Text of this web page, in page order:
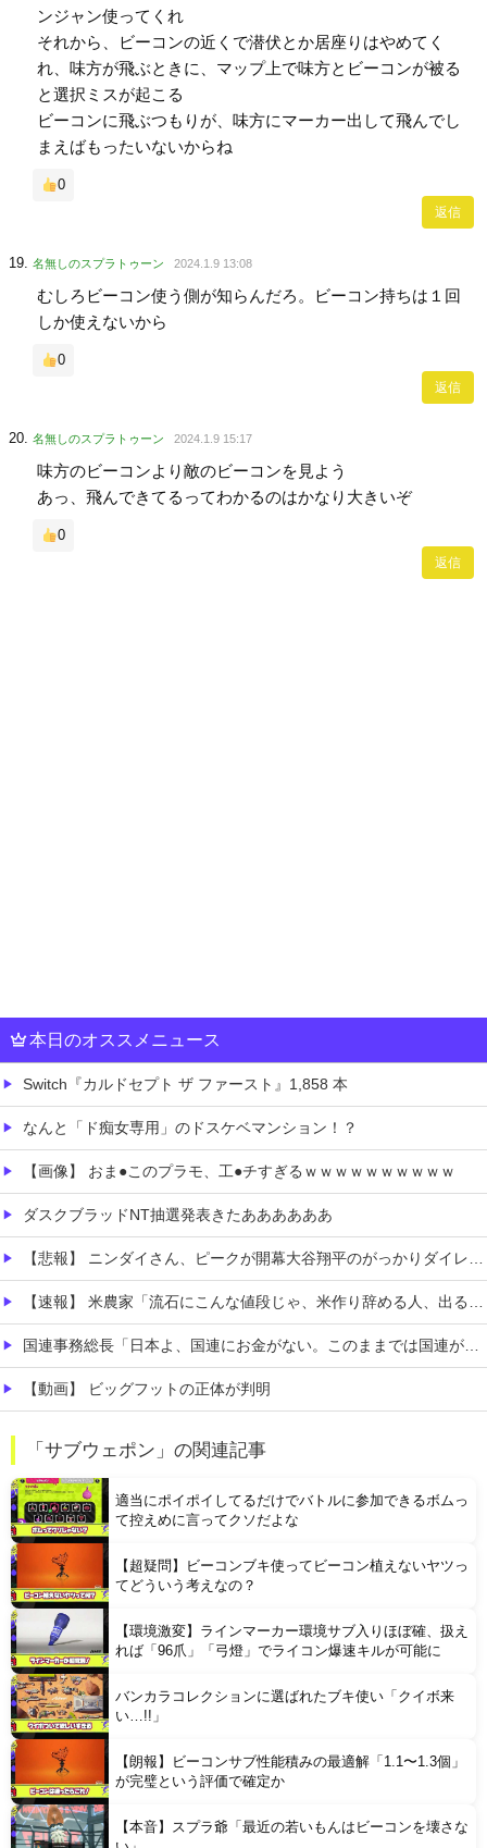
ンジャン使ってくれ
それから、ビーコンの近くで潜伏とか居座りはやめてく
れ、味方が飛ぶときに、マップ上で味方とビーコンが被る
と選択ミスが起こる
ビーコンに飛ぶつもりが、味方にマーカー出して飛んでし
まえばもったいないからね
0
返信
名無しのスプラトゥーン 2024.1.9 13:08
むしろビーコン使う側が知らんだろ。ビーコン持ちは１回
しか使えないから
0
返信
名無しのスプラトゥーン 2024.1.9 15:17
味方のビーコンより敵のビーコンを見よう
あっ、飛んできてるってわかるのはかなり大きいぞ
0
返信
本日のオススメニュース
Switch『カルドセプト ザ ファースト』1,858 本
なんと「ド痴女専用」のドスケベマンション！？
【画像】 おま●このプラモ、工●チすぎるｗｗｗｗｗｗｗｗｗｗ
ダスクブラッドNT抽選発表きたああああああ
【悲報】 ニンダイさん、ピークが開幕大谷翔平のがっかりダイレクトだったと言われてしまう
【速報】 米農家「流石にこんな値段じゃ、米作り辞める人、出るんじゃないかなあ？？」
国連事務総長「日本よ、国連にお金がない。このままでは国連が完全崩壊する。助けろ」
【動画】 ビッグフットの正体が判明
近所のコープにいる爺さん、隙あらば他人のカゴに商品を入れようとする
Powered by livedoor 相互RSS
「サブウェポン」の関連記事
適当にポイポイしてるだけでバトルに参加できるボムっ
て控えめに言ってクソだよな
【超疑問】ビーコンブキ使ってビーコン植えないヤツっ
てどういう考えなの？
【環境激変】ラインマーカー環境サブ入りほぼ確、扱え
れば「96爪」「弓燈」でライコン爆速キルが可能に
バンカラコレクションに選ばれたブキ使い「クイボ来
い…!!」
【朗報】ビーコンサブ性能積みの最適解「1.1〜1.3個」
が完璧という評価で確定か
【本音】スプラ爺「最近の若いもんはビーコンを壊さな